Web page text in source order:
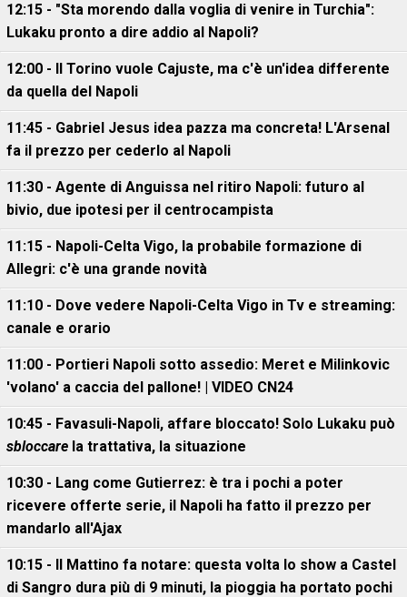
12:15 - "Sta morendo dalla voglia di venire in Turchia":
Lukaku pronto a dire addio al Napoli?
12:00 - Il Torino vuole Cajuste, ma c'è un'idea differente
da quella del Napoli
11:45 - Gabriel Jesus idea pazza ma concreta! L'Arsenal
fa il prezzo per cederlo al Napoli
11:30 - Agente di Anguissa nel ritiro Napoli: futuro al
bivio, due ipotesi per il centrocampista
11:15 - Napoli-Celta Vigo, la probabile formazione di
Allegri: c'è una grande novità
11:10 - Dove vedere Napoli-Celta Vigo in Tv e streaming:
canale e orario
11:00 - Portieri Napoli sotto assedio: Meret e Milinkovic
'volano' a caccia del pallone! | VIDEO CN24
10:45 - Favasuli-Napoli, affare bloccato! Solo Lukaku può
sbloccare la trattativa, la situazione
10:30 - Lang come Gutierrez: è tra i pochi a poter
ricevere offerte serie, il Napoli ha fatto il prezzo per
mandarlo all'Ajax
10:15 - Il Mattino fa notare: questa volta lo show a Castel
di Sangro dura più di 9 minuti, la pioggia ha portato pochi